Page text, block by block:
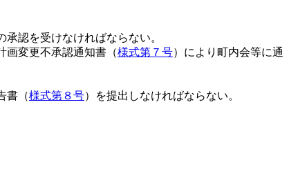
認を受けなければならない。
画変更不承認通知書（様式第７号）により町内会等に通
書（様式第８号）を提出しなければならない。